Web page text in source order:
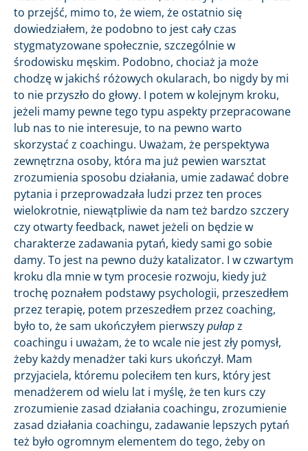
to przejść, mimo to, że wiem, że ostatnio się
dowiedziałem, że podobno to jest cały czas
stygmatyzowane społecznie, szczególnie w
środowisku męskim. Podobno, chociaż ja może
chodzę w jakichś różowych okularach, bo nigdy by mi
to nie przyszło do głowy. I potem w kolejnym kroku,
jeżeli mamy pewne tego typu aspekty przepracowane
lub nas to nie interesuje, to na pewno warto
skorzystać z coachingu. Uważam, że perspektywa
zewnętrzna osoby, która ma już pewien warsztat
zrozumienia sposobu działania, umie zadawać dobre
pytania i przeprowadzała ludzi przez ten proces
wielokrotnie, niewątpliwie da nam też bardzo szczery
czy otwarty feedback, nawet jeżeli on będzie w
charakterze zadawania pytań, kiedy sami go sobie
damy. To jest na pewno duży katalizator. I w czwartym
kroku dla mnie w tym procesie rozwoju, kiedy już
trochę poznałem podstawy psychologii, przeszedłem
przez terapię, potem przeszedłem przez coaching,
było to, że sam ukończyłem pierwszypułapz
coachingu i uważam, że to wcale nie jest zły pomysł,
żeby każdy menadżer taki kurs ukończył. Mam
przyjaciela, któremu poleciłem ten kurs, który jest
menadżerem od wielu lat i myślę, że ten kurs czy
zrozumienie zasad działania coachingu, zrozumienie
zasad działania coachingu, zadawanie lepszych pytań
też było ogromnym elementem do tego, żeby on